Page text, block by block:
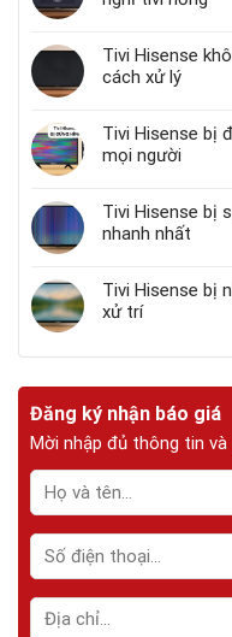
Tivi Hisense
cách xử lý
Tivi Hisense bị
mọi người
Tivi Hisense bị
nhanh nhất
Tivi Hisense bị
xử trí
Đăng ký nhận báo giá
Mời nhập đủ thông tin